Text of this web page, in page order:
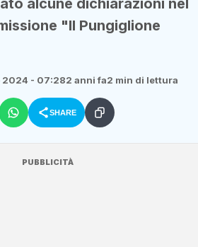
"Il Pungiglione
2024 - 07:282 anni fa2 min di lettura
SHARE
PUBBLICITÀ